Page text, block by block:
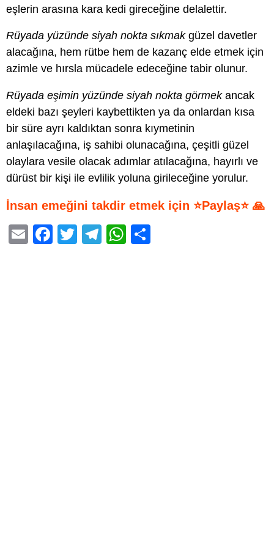
eşlerin arasına kara kedi gireceğine delalettir.
Rüyada yüzünde siyah nokta sıkmakgüzel davetler
alacağına, hem rütbe hem de kazanç elde etmek için
azimle ve hırsla mücadele edeceğine tabir olunur.
Rüyada eşimin yüzünde siyah nokta görmekancak
eldeki bazı şeyleri kaybettikten ya da onlardan kısa
bir süre ayrı kaldıktan sonra kıymetinin
anlaşılacağına, iş sahibi olunacağına, çeşitli güzel
olaylara vesile olacak adımlar atılacağına, hayırlı ve
dürüst bir kişi ile evlilik yoluna girileceğine yorulur.
İnsan emeğini takdir etmek için ⭐Paylaş⭐ 🙏
E
F
T
T
W